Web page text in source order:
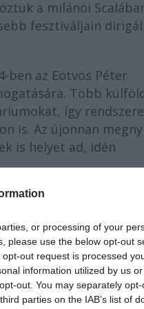
or processing of your
please use the below opt-out
out request is processed
information utilized by us
out. You may separately
parties on the IAB’s list of
a milánói
fesztiváljain
ben az Eötvös Péter
Több
így
is. Az újonnan
is helyet ad, idén
tapasztalatai vezették
hordozó
rendezésben -
A Csehov Három
nővér szerepét
2000-ben Szabó